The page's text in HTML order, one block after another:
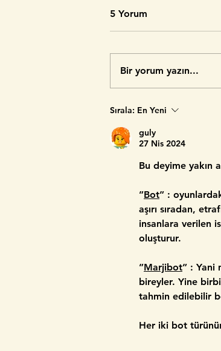
5 Yorum
Bir yorum yazın...
Sırala: En Yeni
guly
27 Nis 2024
Bu deyime yakın
”Bot” :
aşırı sıradan,
insanlara verilen
oluşturur.
”Marjibot” : Yani
bireyler. Yine
tahmin edilebilir
Her iki bot